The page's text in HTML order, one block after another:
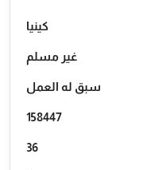
كينيا
غير مسلم
سبق له العمل
158447
36